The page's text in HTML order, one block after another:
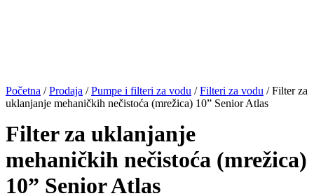
Početna /Prodaja /Pumpe i filteri za vodu /Filteri za vodu / Filter za
uklanjanje mehaničkih nečistoća (mrežica) 10” Senior Atlas
Filter za uklanjanje
mehaničkih nečistoća (mrežica)
10” Senior Atlas